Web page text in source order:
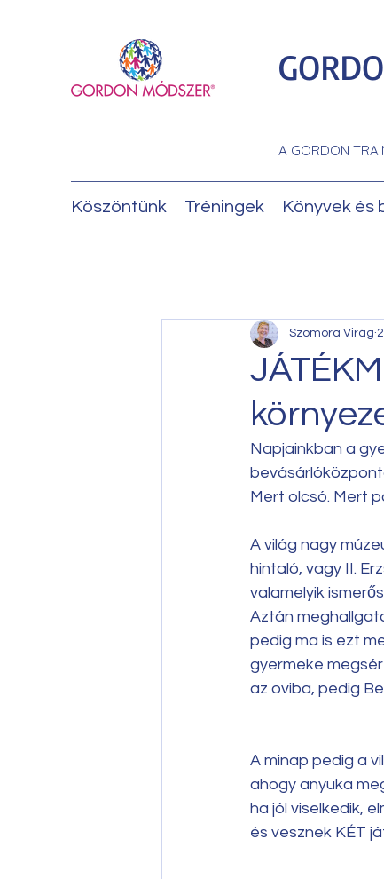
A GORDON
Köszöntünk Tréningek Könyvek és
Szomora Virág
Napjainkban a
Mert olcsó. Mert
A világ nagy
hintaló, vagy II.
valamelyik
Aztán
pedig ma is ezt
gyermeke
az oviba, pedig
A minap pedig a
ahogy anyuka
ha jól viselkedik,
és vesznek KÉT